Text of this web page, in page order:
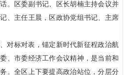
。区委副书记、区长胡楠主持会议并
、主任王晨，区政协党组书记、主席
对标对表，锚定新时代新征程政治航
、市委经济工作会议精神，是当前和
。全区上下要提高政治站位，分层分